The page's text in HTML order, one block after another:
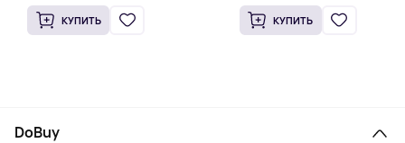
КУПИТЬ КУПИТЬ
DoBuy